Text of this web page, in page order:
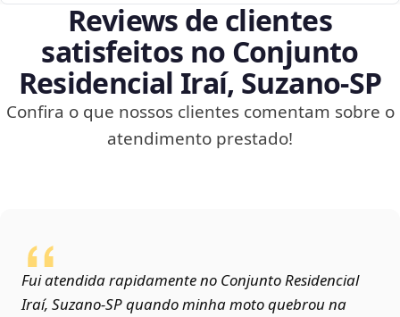
Reviews de clientes
satisfeitos no Conjunto
Residencial Iraí, Suzano‑SP
Confira o que nossos clientes comentam sobre o
atendimento prestado!
Fui atendida rapidamente no Conjunto Residencial
Iraí, Suzano‑SP quando minha moto quebrou na